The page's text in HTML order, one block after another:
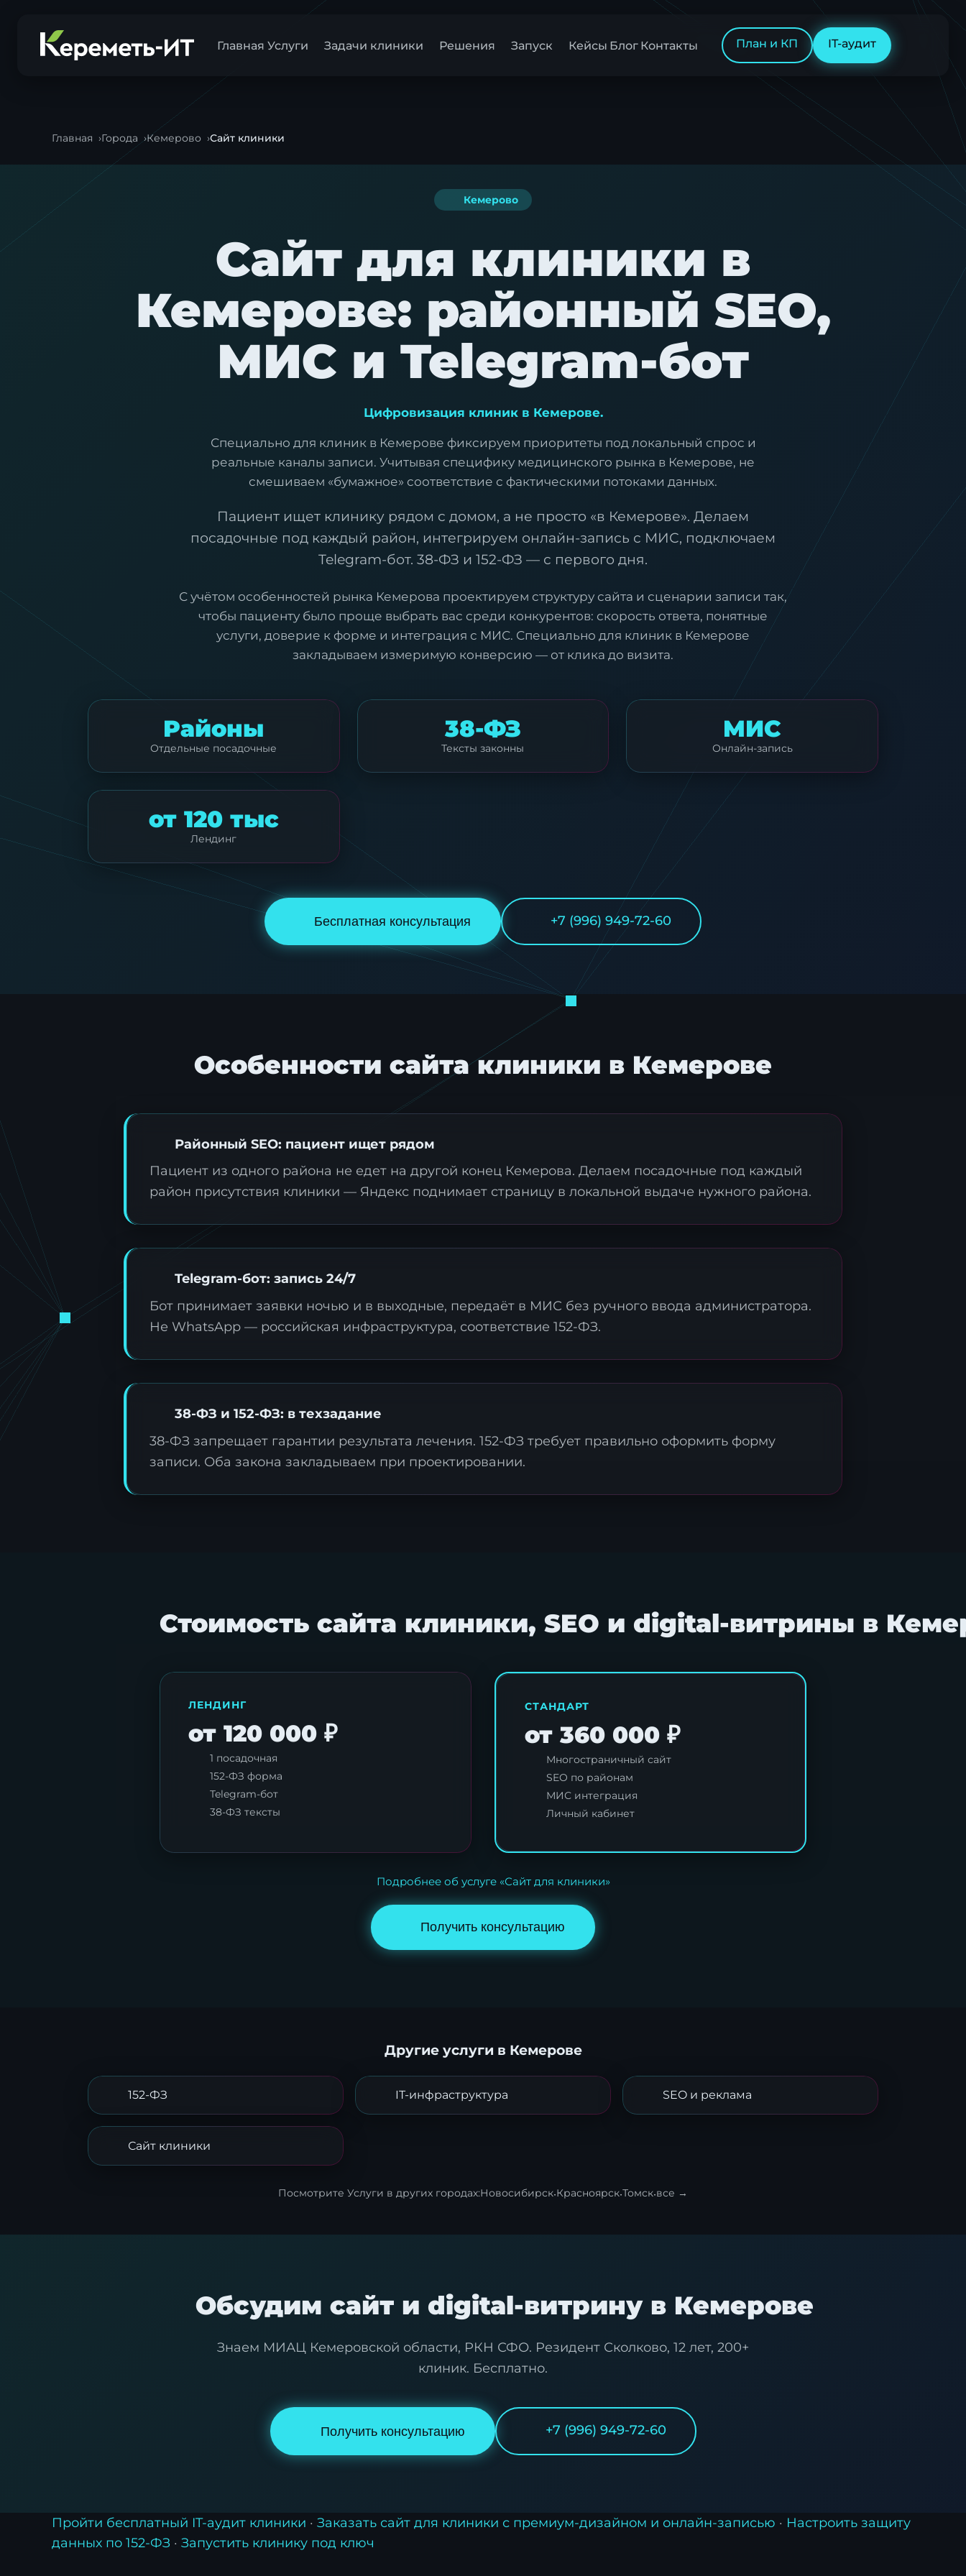
Главная Услуги Задачи клиники Решения Запуск Кейсы Блог Контакты План и КП IT-аудит
Главная Города Кемерово Сайт клиники
Кемерово
Сайт для клиники в
Кемерове: районный SEO,
МИС и Telegram-бот
Цифровизация клиник в Кемерове.
Специально для клиник в Кемерове фиксируем приоритеты под локальный спрос и
реальные каналы записи. Учитывая специфику медицинского рынка в Кемерове, не
смешиваем «бумажное» соответствие с фактическими потоками данных.
Пациент ищет клинику рядом с домом, а не просто «в Кемерове». Делаем
посадочные под каждый район, интегрируем онлайн-запись с МИС, подключаем
Telegram-бот. 38-ФЗ и 152-ФЗ — с первого дня.
С учётом особенностей рынка Кемерова проектируем структуру сайта и сценарии записи так,
чтобы пациенту было проще выбрать вас среди конкурентов: скорость ответа, понятные
услуги, доверие к форме и интеграция с МИС. Специально для клиник в Кемерове
закладываем измеримую конверсию — от клика до визита.
Районы
Отдельные посадочные
38-ФЗ
Тексты законны
МИС
Онлайн-запись
от 120 тыс
Лендинг
Бесплатная консультация +7 (996) 949-72-60
Особенности сайта клиники в Кемерове
Районный SEO: пациент ищет рядом
Пациент из одного района не едет на другой конец Кемерова. Делаем посадочные под каждый
район присутствия клиники — Яндекс поднимает страницу в локальной выдаче нужного района.
Telegram-бот: запись 24/7
Бот принимает заявки ночью и в выходные, передаёт в МИС без ручного ввода администратора.
Не WhatsApp — российская инфраструктура, соответствие 152-ФЗ.
38-ФЗ и 152-ФЗ: в техзадание
38-ФЗ запрещает гарантии результата лечения. 152-ФЗ требует правильно оформить форму
записи. Оба закона закладываем при проектировании.
Стоимость сайта клиники, SEO и digital-витрины в
ЛЕНДИНГ
от 120 000 ₽
1 посадочная
152-ФЗ форма
Telegram-бот
38-ФЗ тексты
СТАНДАРТ
от 360 000 ₽
Многостраничный сайт
SEO по районам
МИС интеграция
Личный кабинет
Подробнее об услуге «Сайт для клиники»
Получить консультацию
Другие услуги в Кемерове
152-ФЗ IT-инфраструктура SEO и реклама
Сайт клиники
Посмотрите Услуги в других городах:Новосибирск·Красноярск·Томск·все →
Обсудим сайт и digital-витрину в Кемерове
Знаем МИАЦ Кемеровской области, РКН СФО. Резидент Сколково, 12 лет, 200+
клиник. Бесплатно.
Получить консультацию +7 (996) 949-72-60
Пройти бесплатный IT-аудит клиники · Заказать сайт для клиники с премиум-дизайном и онлайн-записью · Настроить защиту
данных по 152-ФЗ · Запустить клинику под ключ
Заявка на стратегию
цифровизации
Оставьте контакты, и наш эксперт свяжется с вами
для подготовки индивидуального плана
политикой обработки персональных данных